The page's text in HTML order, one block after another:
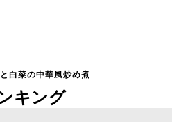
白菜の中華風炒め煮
キング